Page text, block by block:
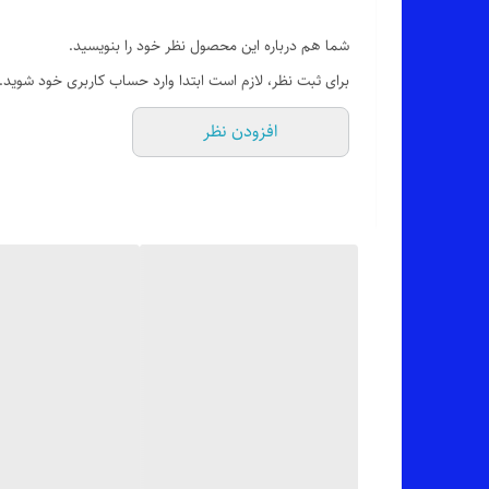
🎨 رنگ بندیش: تک رنگ مشکی طبق تصاویره (عکس های
شما هم درباره این محصول نظر خود را بنویسید.
برای ثبت نظر، لازم است ابتدا وارد حساب کاربری خود شوید.
افزودن نظر